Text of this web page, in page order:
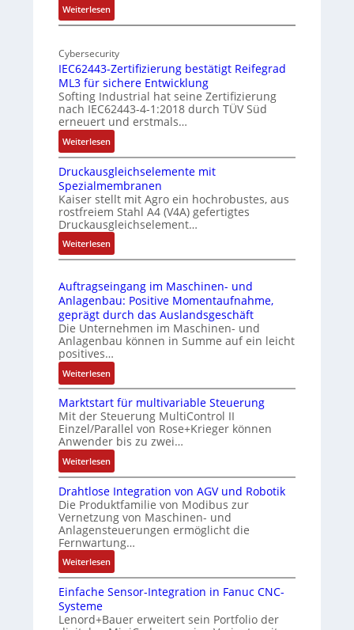
e
d
g
e
l
-
n
d
u
s
t
r
i
e
-
P
C
l
ä
s
s
s
i
c
h
f
e
x
i
b
e
l
f
ü
r
d
i
e
A
n
w
n
Weiterlesen:
M
b
i
l
f
u
n
k
m
o
d
u
l
e
b
r
i
n
e
n
4
u
n
d
5
G
a
u
d
e
n
R
a
s
p
e
Cybersecurity
IEC62443-Zertifizierung bestätigt Reifegrad
ML3 für sichere Entwicklung
Softing Industrial hat seine Zertifizierung
nach IEC62443-4-1:2018 durch TÜV Süd
erneuert und erstmals…
Weiterlesen:
I
E
C
2
4
4
3
Z
e
r
t
e
r
n
g
b
e
s
t
ä
t
i
t
Druckausgleichselemente mit
Spezialmembranen
Kaiser stellt mit Agro ein hochrobustes, aus
rostfreiem Stahl A4 (V4A) gefertigtes
Druckausgleichselement…
Weiterlesen:
D
u
c
k
a
u
s
g
l
e
i
c
h
s
l
e
m
e
t
e
i
Auftragseingang im Maschinen- und
Anlagenbau: Positive Momentaufnahme,
geprägt durch das Auslandsgeschäft
Die Unternehmen im Maschinen- und
Anlagenbau können in Summe auf ein leicht
positives…
Weiterlesen:
A
u
f
t
r
a
g
e
i
n
g
a
n
g
Marktstart für multivariable Steuerung
Mit der Steuerung MultiControl II
Einzel/Parallel von Rose+Krieger können
Anwender bis zu zwei…
Weiterlesen:
M
a
r
k
t
s
t
a
r
f
Drahtlose Integration von AGV und Robotik
Die Produktfamilie von Modibus zur
Vernetzung von Maschinen- und
Anlagensteuerungen ermöglicht die
Fernwartung…
Weiterlesen:
D
r
h
Einfache Sensor-Integration in Fanuc CNC-
Systeme
Lenord+Bauer erweitert sein Portfolio der